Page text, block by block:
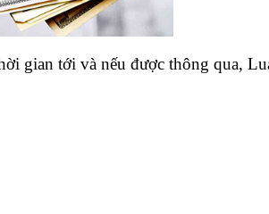
gian tới và nếu được thông qua,